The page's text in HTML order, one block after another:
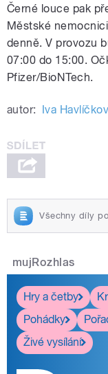
Černé louce pak
Městské
denně. V provozu
07:00 do 15:00.
Pfizer/BioNTech.
autor: Iva
Všechny díly
mujRozhlas
Hry a četby
Pohádky
Živé vysílání